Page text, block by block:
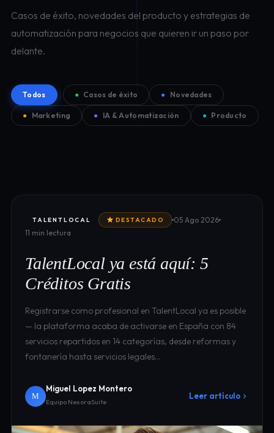
Casos de éxito, novedades del producto y estrategias de
automatización para negocios que quieren ir un paso por
delante.
Todos ● Casos de éxito ● Novedades
● Marketing ● IA & Automatización ● Producto
TALENTLOCAL DESTACADO
05 Ago 2026
11 min lectura
TalentLocal ya está aquí: 5
Créditos Gratis
Registrarse como profesional en TalentLocal ya es posible
— la plataforma acaba de activarse en España con 84
servicios repartidos en 14 categorías, desde reformas y
fontanería hasta servicios legales…
M
Miguel Lopez Montero
Equipo NexoraSuite
Leer artículo